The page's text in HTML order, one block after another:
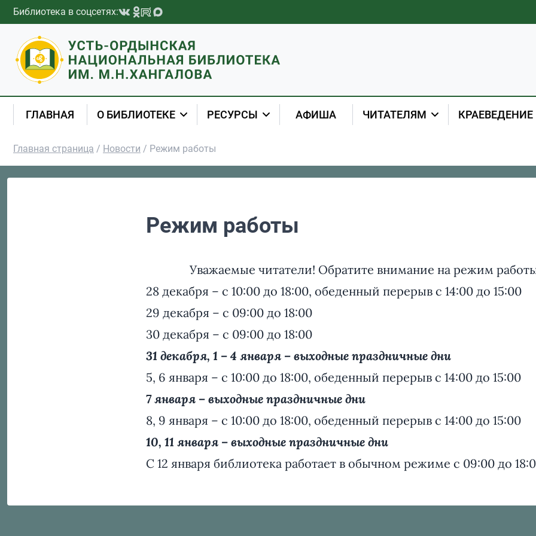
Перейти к содержимому
Библиотека в соцсетях:
ГЛАВНАЯ О БИБЛИОТЕКЕ РЕСУРСЫ АФИША ЧИТАТЕЛЯМ КРАЕВЕДЕНИЕ
Главная страница / Новости / Режим работы
Режим работы
Уважаемые читатели! Обратите внимание на режим
28 декабря – с 10:00 до 18:00, обеденный перерыв с 14:00 до 15:00
29 декабря – с 09:00 до 18:00
30 декабря – с 09:00 до 18:00
31 декабря, 1 – 4 января – выходные праздничные дни
5, 6 января – с 10:00 до 18:00, обеденный перерыв с 14:00 до 15:00
7 января – выходные праздничные дни
8, 9 января – с 10:00 до 18:00, обеденный перерыв с 14:00 до 15:00
10, 11 января – выходные праздничные дни
С 12 января библиотека работает в обычном режиме с 09:00 до